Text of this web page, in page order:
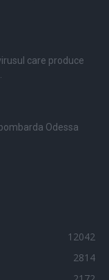
care produce
Odessa
12042
2814